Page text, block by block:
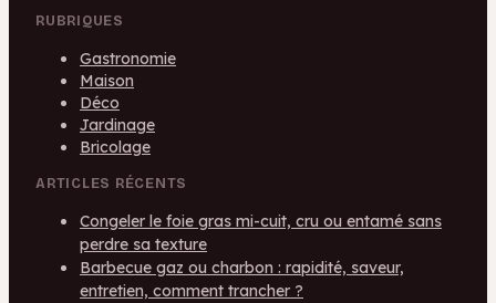
RUBRIQUES
Gastronomie
Maison
Déco
Jardinage
Bricolage
ARTICLES RÉCENTS
Congeler le foie gras mi-cuit, cru ou entamé sans
perdre sa texture
Barbecue gaz ou charbon : rapidité, saveur,
entretien, comment trancher ?